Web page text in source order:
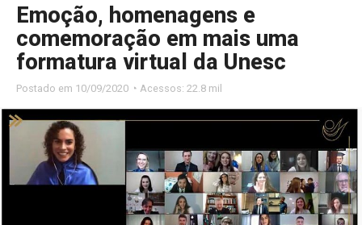
Emoção, homenagens e
comemoração em mais uma
formatura virtual da Unesc
Postado em 10/09/2020 ◔ Acessos: 22.8 mil